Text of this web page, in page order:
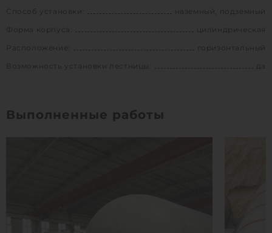
Способ установки:
наземный, подземный
Форма корпуса:
цилиндрическая
Расположение:
горизонтальный
Возможность установки лестницы:
да
Выполненные работы